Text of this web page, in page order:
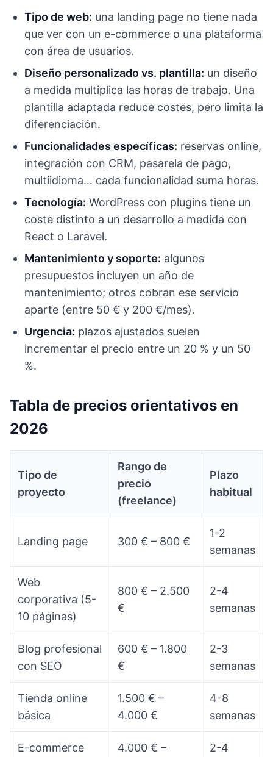
Tipo de web: una landing page no tiene nada
que ver con un e-commerce o una plataforma
con área de usuarios.
Diseño personalizado vs. plantilla: un diseño
a medida multiplica las horas de trabajo. Una
plantilla adaptada reduce costes, pero limita la
diferenciación.
Funcionalidades específicas: reservas online,
integración con CRM, pasarela de pago,
multiidioma… cada funcionalidad suma horas.
Tecnología: WordPress con plugins tiene un
coste distinto a un desarrollo a medida con
React o Laravel.
Mantenimiento y soporte: algunos
presupuestos incluyen un año de
mantenimiento; otros cobran ese servicio
aparte (entre 50 € y 200 €/mes).
Urgencia: plazos ajustados suelen
incrementar el precio entre un 20 % y un 50
%.
Tabla de precios orientativos en
2026
Tipo de
proyecto
Rango de
precio
(freelance)
Plazo
habitual
Landing page 300 € – 800 €
1-2
semanas
Web
corporativa (5-
10 páginas)
800 € – 2.500
€
2-4
semanas
Blog profesional
con SEO
600 € – 1.800
€
2-3
semanas
Tienda online
básica
1.500 € –
4.000 €
4-8
semanas
E-commerce 4.000 € – 2-4